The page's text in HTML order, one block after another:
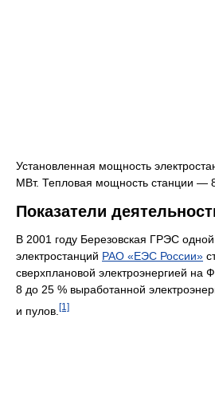
Установленная мощность
МВт. Тепловая мощность станции —
Показатели
В 2001 году Березовская ГРЭС
электростанций РАО «ЕЭС России»
сверхплановой электроэнергией
8 до 25 % выработанной
и пулов. [1]